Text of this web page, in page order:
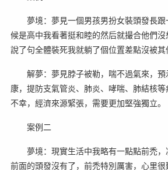
夢境：夢見一個男孩男扮女裝頭發長跟
候是高中我看著挺和睦的然后就撮合他們
說了句全體裝死我就躺了個位置差點沒被其
解夢：夢見脖子被勒，喘不過氣來，預
康，提防支氣管炎、肺炎、哮喘、肺結核
不幸，經濟來源緊張，需要更加堅強獨立。
案例二
夢境：現實生活中我略有一點點前禿，
前面的頭發沒有了，前禿特別厲害，心里